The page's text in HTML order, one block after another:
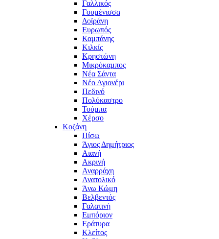
Γαλλικός
Γουμένισσα
Δοϊράνη
Ευρωπός
Καμπάνης
Κιλκίς
Κρηστώνη
Μικρόκαμπος
Νέα Σάντα
Νέο Αγιονέρι
Πεδινό
Πολύκαστρο
Τούμπα
Χέρσο
Κοζάνη
Πίσω
Άγιος Δημήτριος
Αιανή
Ακρινή
Αναρράχη
Ανατολικό
Άνω Κώμη
Βελβεντός
Γαλατινή
Εμπόριον
Εράτυρα
Κλείτος